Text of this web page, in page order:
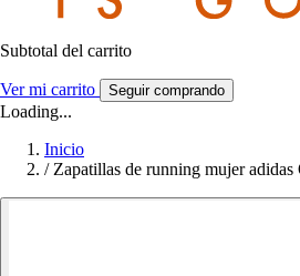
Subtotal del carrito
Ver mi carrito Seguir comprando
Loading...
Inicio
/ Zapatillas de running mujer adidas